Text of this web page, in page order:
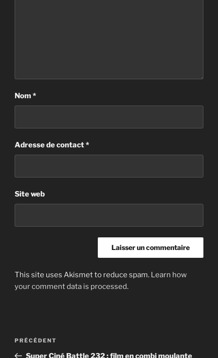
Nom*
Adresse de contact*
Site web
This site uses Akismet to reduce spam. Learn how
your comment data is processed.
Post
Article
précédent
PRÉCÉDENT
Super Ciné Battle 232 : film en combi moulante